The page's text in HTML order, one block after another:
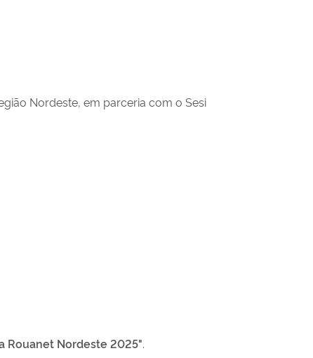
Nordeste, em parceria com o Sesi
Rouanet Nordeste 2025".